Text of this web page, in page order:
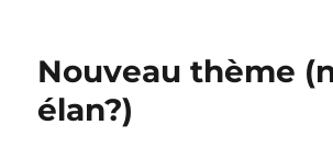
Nouveau thème
élan?)